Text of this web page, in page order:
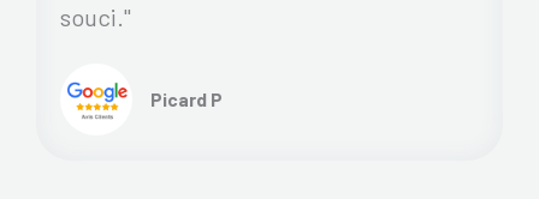
souci."
Picard P